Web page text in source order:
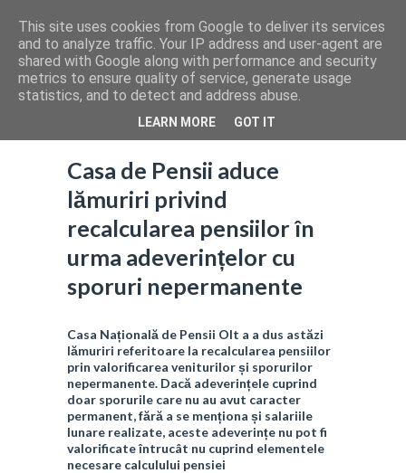
Casa de Pensii aduce
lămuriri privind
recalcularea pensiilor în
urma adeverințelor cu
sporuri nepermanente
Casa Națională de Pensii Olt a a dus astăzi
lămuriri referitoare la recalcularea pensiilor
prin valorificarea veniturilor și sporurilor
nepermanente. Dacă adeverințele cuprind
doar sporurile care nu au avut caracter
permanent, fără a se menționa și salariile
lunare realizate, aceste adeverințe nu pot fi
valorificate întrucât nu cuprind elementele
necesare calculului pensiei
This site uses cookies from Google to deliver its services
and to analyze traffic. Your IP address and user-agent are
shared with Google along with performance and security
metrics to ensure quality of service, generate usage
statistics, and to detect and address abuse.
LEARN MORE GOT IT